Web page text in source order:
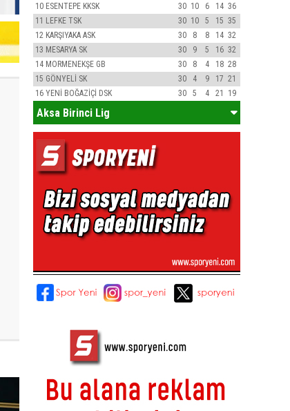
10 ESENTEPE KKSK 30 10 6 14 36
11 LEFKE TSK 30 10 5 15 35
12 KARŞIYAKA ASK 30 8 8 14 32
13 MESARYA SK 30 9 5 16 32
14 MORMENEKŞE GB 30 8 4 18 28
15 GÖNYELİ SK 30 4 9 17 21
16 YENİ BOĞAZİÇİ DSK 30 5 4 21 19
Aksa Birinci Lig